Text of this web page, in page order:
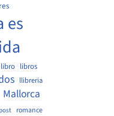
es
libro libros
llibreria
Mallorca
romance